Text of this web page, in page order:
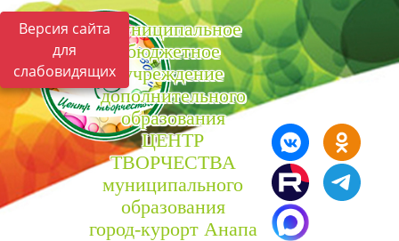
Версия сайта
для
слабовидящих
Муниципальное
бюджетное
учреждение
дополнительного
образования
ЦЕНТР
ТВОРЧЕСТВА
муниципального
образования
город-курорт Анапа